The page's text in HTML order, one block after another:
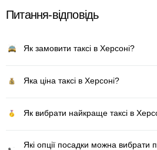
Питання-відповідь
Як замовити таксі в Херсоні?
Яка ціна таксі в Херсоні?
Як вибрати найкраще таксі в
Які опції посадки можна вибрати